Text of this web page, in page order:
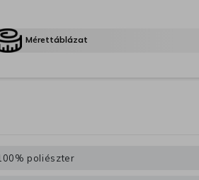
Mérettáblázat
poliészter